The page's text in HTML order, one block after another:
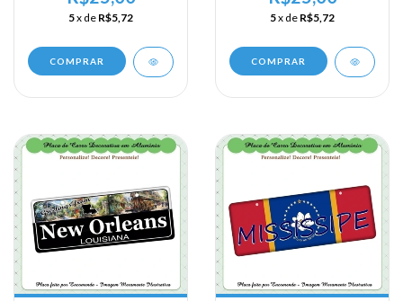
- New Orleans
5x de R$5,72
COMPRAR
- New Orleans
5x de R$5,72
COMPRAR